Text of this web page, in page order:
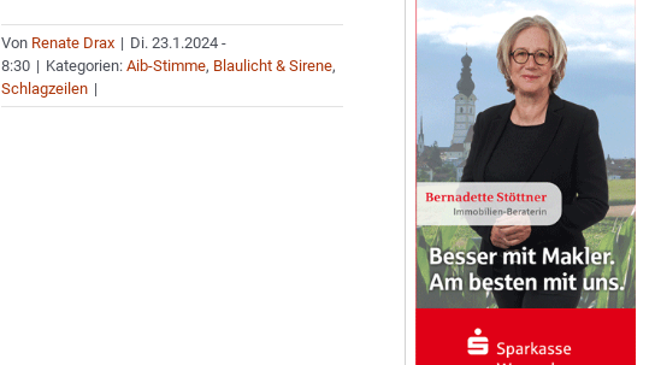
Von Renate Drax | Di. 23.1.2024 -
8:30 | Kategorien:Aib-Stimme, Blaulicht & Sirene,
Schlagzeilen |